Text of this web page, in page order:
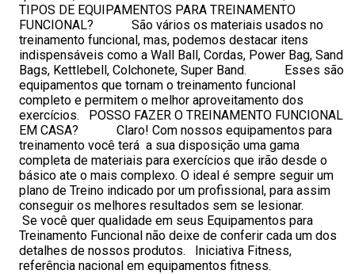
TIPOS DE EQUIPAMENTOS PARA TREINAMENTO
FUNCIONAL? São vários os materiais usados no
treinamento funcional, mas, podemos destacar itens
indispensáveis como a Wall Ball, Cordas, Power Bag, Sand
Bags, Kettlebell, Colchonete, Super Band. Esses são
equipamentos que tornam o treinamento funcional
completo e permitem o melhor aproveitamento dos
exercícios. POSSO FAZER O TREINAMENTO FUNCIONAL
EM CASA? Claro! Com nossos equipamentos para
treinamento você terá a sua disposição uma gama
completa de materiais para exercícios que irão desde o
básico ate o mais complexo. O ideal é sempre seguir um
plano de Treino indicado por um profissional, para assim
conseguir os melhores resultados sem se lesionar.
Se você quer qualidade em seus Equipamentos para
Treinamento Funcional não deixe de conferir cada um dos
detalhes de nossos produtos. Iniciativa Fitness,
referência nacional em equipamentos fitness.